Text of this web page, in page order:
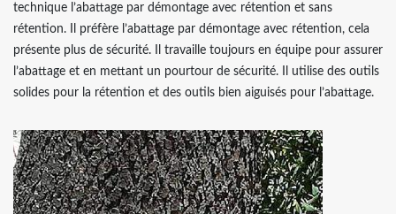
technique l’abattage par démontage avec rétention et sans
rétention. Il préfère l’abattage par démontage avec rétention, cela
présente plus de sécurité. Il travaille toujours en équipe pour assurer
l’abattage et en mettant un pourtour de sécurité. Il utilise des outils
solides pour la rétention et des outils bien aiguisés pour l’abattage.